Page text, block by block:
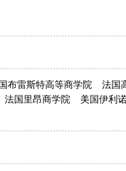
布雷斯特高等商学院 法国
法国里昂商学院 美国伊利